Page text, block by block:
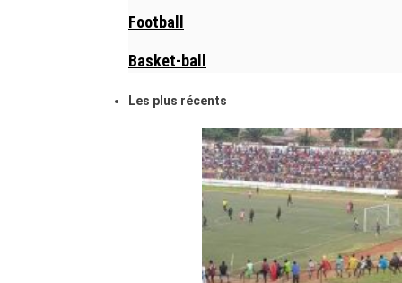
Football
Basket-ball
Les plus récents